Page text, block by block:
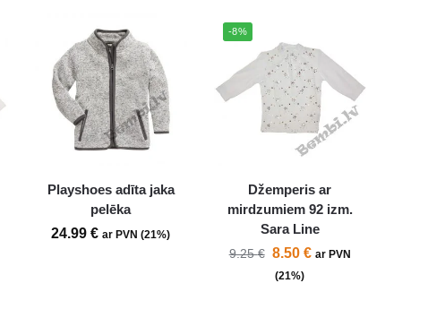
Playshoes adīta jaka
pelēka
24.99€ ar PVN (21%)
-8%
Džemperis ar
mirdzumiem 92 izm.
Sara Line
9.25€ 8.50 € ar PVN
(21%)